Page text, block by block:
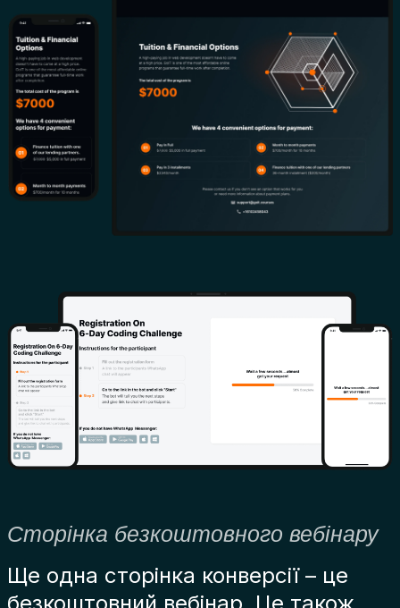
Сторінка безкоштовного вебінару
Ще одна сторінка конверсії – це